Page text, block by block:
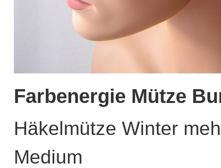
Farbenergie Mütze
Häkelmütze Winter
Medium